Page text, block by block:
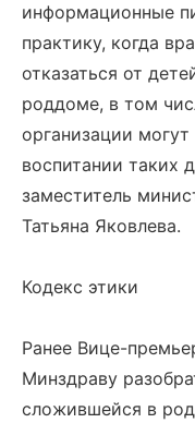
информационные
практику, когда
отказаться от
роддоме, в том
организации
воспитании таких
заместитель
Татьяна Яковлева.
Кодекс этики
Ранее Вице-
Минздраву
сложившейся в